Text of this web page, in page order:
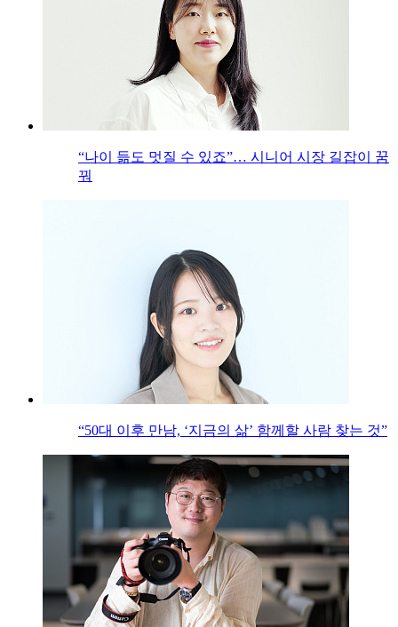
“나이 듦도 멋질 수 있죠”… 시니어 시장 길잡이 꿈
꿔
“50대 이후 만남, ‘지금의 삶’ 함께할 사람 찾는 것”